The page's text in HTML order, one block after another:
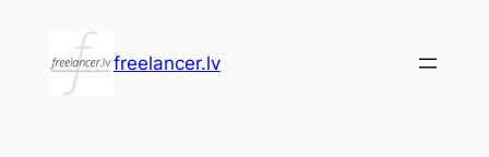
saturu
freelancer.lv